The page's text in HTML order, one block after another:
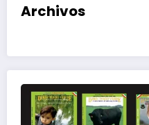
Archivos